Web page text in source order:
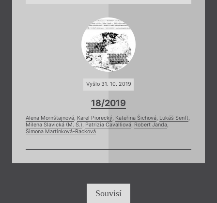
Vyšlo 31. 10. 2019
18/2019
Alena Mornštajnová, Karel Piorecký, Kateřina Šichová, Lukáš Senft,
Milena Slavická (M. S.), Patrizia Cavalliová, Robert Janda,
Simona Martínková-Racková
Souvisí